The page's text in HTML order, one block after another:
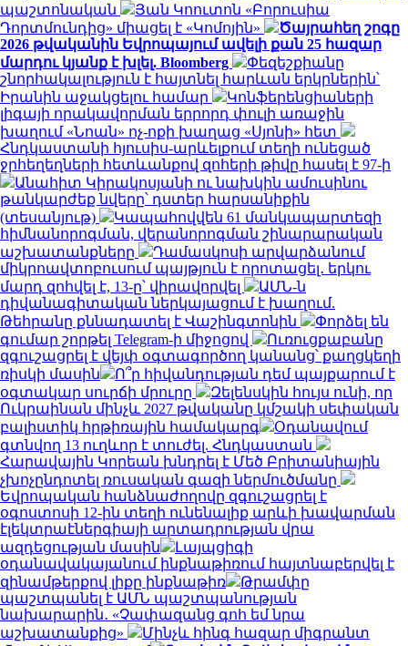
պաշտոնական
Յան Կոուտոն «Բորուսիա
Դորտմունդից» միացել է «Կոմոյին»
Ծայրահեղ շոգը
2026 թվականին Եվրոպայում ավելի քան 25 հազար
մարդու կյանք է խլել. Bloomberg
Փեզեշքիանը
շնորհակալություն է հայտնել հարևան երկրներին՝
Իրանին աջակցելու համար
Կոնֆերենցիաների
լիգայի որակավորման երրորդ փուլի առաջին
խաղում «Նոան» ոչ-ոքի խաղաց «Սյոնի» հետ
Հնդկաստանի հյուսիս-արևելքում տեղի ունեցած
ջրհեղեղների հետևանքով զոհերի թիվը հասել է 97-ի
Անահիտ Կիրակոսյանի ու նախկին ամուսինու
թանկարժեք նվերը՝ դստեր հարսանիքին
(տեսանյութ)
Կապահովվեն 61 մանկապարտեզի
հիմնանորոգման, վերանորոգման շինարարական
աշխատանքները
Դամասկոսի արվարձանում
միկրոավտոբուսում պայթյուն է որոտացել․ երկու
մարդ զոհվել է, 13-ը՝ վիրավորվել
ԱՄՆ-ն
դիվանագիտական ներկայացում է խաղում.
Թեհրանը քննադատել է Վաշինգտոնին
Փորձել են
գումար շորթել Telegram-ի միջոցով
Ուռուցքաբանը
զգուշացրել է վեյփ օգտագործող կանանց՝ քաղցկեղի
ռիսկի մասին
Ո՞ր հիվանդության դեմ պայքարում է
օգտակար սուրճի մրուրը
Զելենսկին հույս ունի, որ
Ուկրաինան մինչև 2027 թվականը կմշակի սեփական
բալիստիկ հրթիռային համակարգ
Օդանավում
գտնվող 13 ուղևոր է տուժել. Հնդկաստան
Հարավային Կորեան խնդրել է Մեծ Բրիտանիային
չխոչընդոտել ռուսական գազի ներմուծմանը
Եվրոպական հանձնաժողովը զգուշացրել է
օգոստոսի 12-ին տեղի ունենալիք արևի խավարման
էլեկտրաէներգիայի արտադրության վրա
ազդեցության մասին
Լայպցիգի
օդանավակայանում ինքնաթիռում հայտնաբերվել է
զինամթերքով լիքը ինքնաթիռ
Թրամփը
պաշտպանել է ԱՄՆ պաշտպանության
նախարարին․ «Չափազանց գոհ եմ նրա
աշխատանքից»
Մինչև հինգ հազար միգրանտ